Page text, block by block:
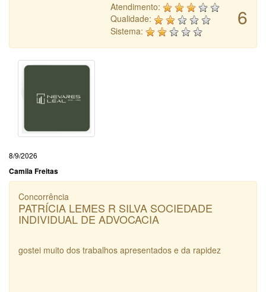
6
Atendimento:
Qualidade:
Sistema:
8/9/2026
Camila Freitas
Concorrência
PATRÍCIA LEMES R SILVA SOCIEDADE
INDIVIDUAL DE ADVOCACIA
gostei muito dos trabalhos apresentados e da rapidez